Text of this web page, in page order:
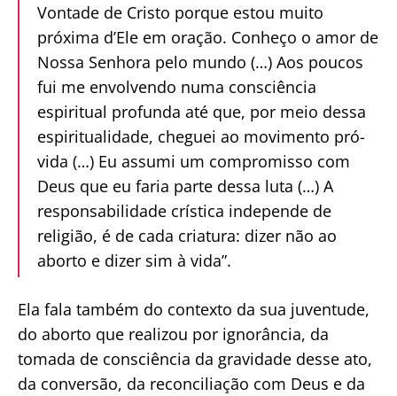
Vontade de Cristo porque estou muito
próxima d’Ele em oração. Conheço o amor de
Nossa Senhora pelo mundo (…) Aos poucos
fui me envolvendo numa consciência
espiritual profunda até que, por meio dessa
espiritualidade, cheguei ao movimento pró-
vida (…) Eu assumi um compromisso com
Deus que eu faria parte dessa luta (…) A
responsabilidade crística independe de
religião, é de cada criatura: dizer não ao
aborto e dizer sim à vida”.
Ela fala também do contexto da sua juventude,
do aborto que realizou por ignorância, da
tomada de consciência da gravidade desse ato,
da conversão, da reconciliação com Deus e da